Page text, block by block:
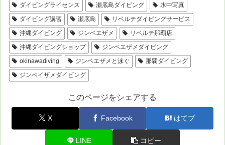
ダイビングライセンス
瀬底島ダイビング
水中写真
ダイビング講習
瀬底島
リベルテダイビングサービス
沖縄ダイビング
ジンベエザメ
リベルテ那覇店
沖縄ダイビングショップ
ジンベエザメダイビング
okinawadiving
ジンベエザメと泳ぐ
那覇ダイビング
ジンベイザメダイビング
このページをシェアする
X Facebook はてブ
LINE コピー